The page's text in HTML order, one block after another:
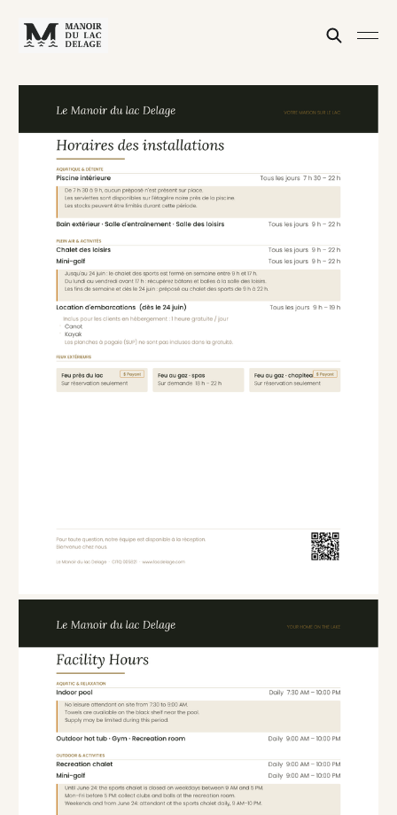
Manoir du lac Delage —
Le Manoir du lac Delage est un hôtel de villégiature quatre saisons
Hotel near Quebec City, four seasons resort on the lake, nordic